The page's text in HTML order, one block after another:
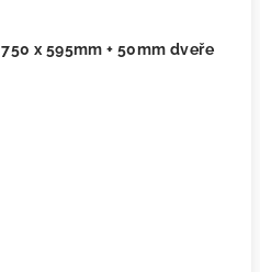
x 595mm + 50mm dveře